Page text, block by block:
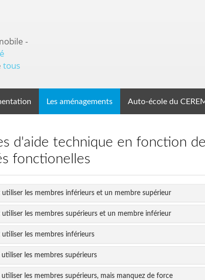
-
tous
Les aménagements Auto-école du
fonctionelles
utiliser les membres inférieurs et un membre supérieur
utiliser les membres supérieurs et un membre inférieur
utiliser les membres inférieurs
les membres supérieurs
les membres supérieurs, mais manquez de force